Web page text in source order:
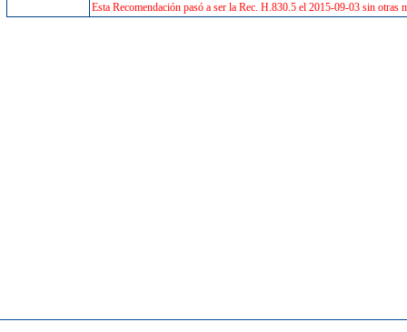
Esta Recomendación pasó a ser la Rec. H.830.5 el 2015-09-03 sin otras